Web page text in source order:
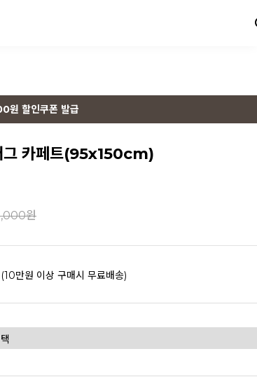
원 할인쿠폰 발급
그 카페트(95x150cm)
원
만원 이상 구매시 무료배송)